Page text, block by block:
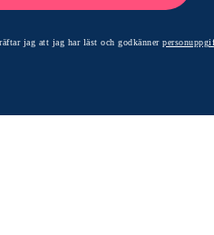
jag att jag har läst och godkänner